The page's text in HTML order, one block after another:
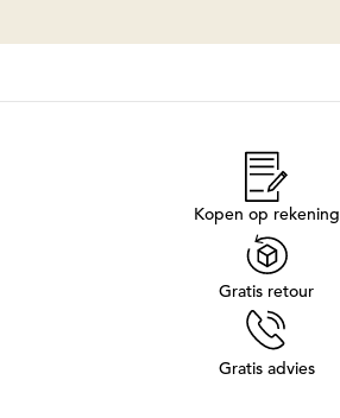
Kopen op rekening
Gratis retour
Gratis advies